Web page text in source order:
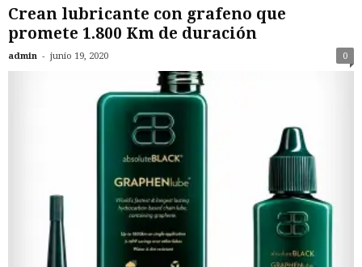
Crean lubricante con grafeno que
promete 1.800 Km de duración
admin - junio 19, 2020 0